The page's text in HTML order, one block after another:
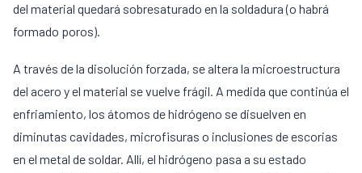
del material quedará sobresaturado en la soldadura (o habrá
formado poros).
A través de la disolución forzada, se altera la microestructura
del acero y el material se vuelve frágil. A medida que continúa el
enfriamiento, los átomos de hidrógeno se disuelven en
diminutas cavidades, microfisuras o inclusiones de escorias
en el metal de soldar. Allí, el hidrógeno pasa a su estado